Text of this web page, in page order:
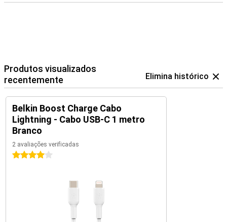
Produtos visualizados
recentemente
Elimina histórico
Belkin Boost Charge Cabo
Lightning - Cabo USB-C 1 metro
Branco
2 avaliações verificadas
4 estrelas